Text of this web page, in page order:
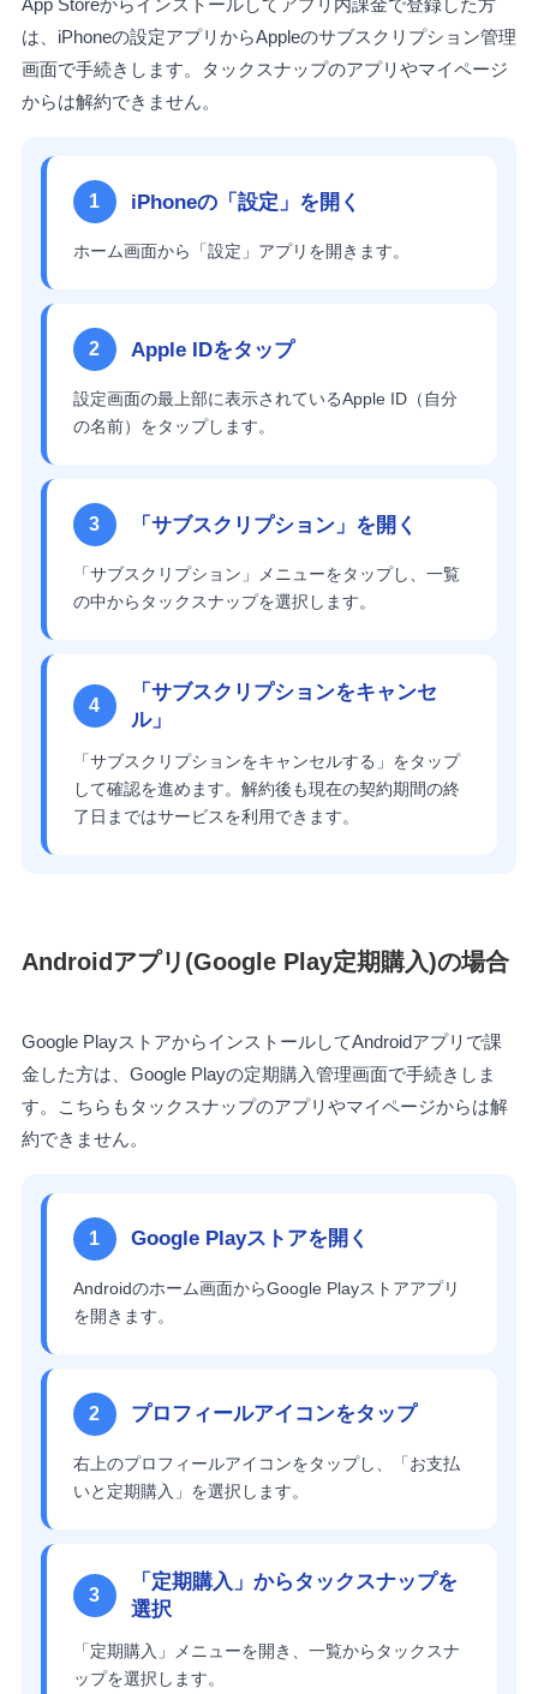
App Storeからインストールしてアプリ内課金で登録した方
は、iPhoneの設定アプリからAppleのサブスクリプション管理
画面で手続きします。タックスナップのアプリやマイページ
からは解約できません。
1 iPhoneの「設定」を開く
ホーム画面から「設定」アプリを開きます。
2 Apple IDをタップ
設定画面の最上部に表示されているApple ID（自分
の名前）をタップします。
3 「サブスクリプション」を開く
「サブスクリプション」メニューをタップし、一覧
の中からタックスナップを選択します。
4
「サブスクリプションをキャンセ
ル」
「サブスクリプションをキャンセルする」をタップ
して確認を進めます。解約後も現在の契約期間の終
了日まではサービスを利用できます。
Androidアプリ(Google Play定期購入)の場合
Google PlayストアからインストールしてAndroidアプリで課
金した方は、Google Playの定期購入管理画面で手続きしま
す。こちらもタックスナップのアプリやマイページからは解
約できません。
1 Google Playストアを開く
Androidのホーム画面からGoogle Playストアアプリ
を開きます。
2 プロフィールアイコンをタップ
右上のプロフィールアイコンをタップし、「お支払
いと定期購入」を選択します。
3
「定期購入」からタックスナップを
選択
「定期購入」メニューを開き、一覧からタックスナ
ップを選択します。